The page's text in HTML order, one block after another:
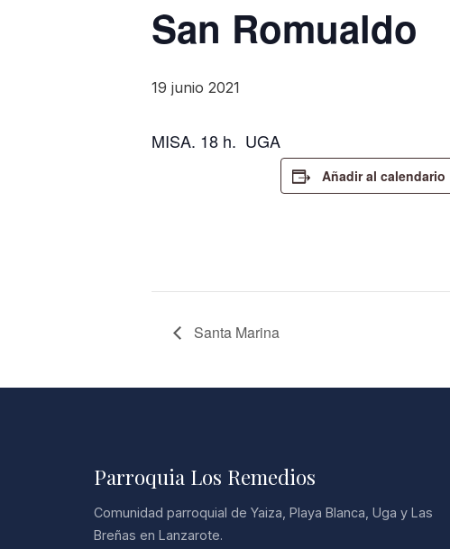
San Romualdo
19 junio 2021
MISA. 18 h. UGA
Añadir al calendario
Santa Marina
Parroquia Los Remedios
Comunidad parroquial de Yaiza, Playa Blanca, Uga y Las
Breñas en Lanzarote.